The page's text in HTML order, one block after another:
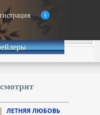
ЛЕТНЯЯ ЛЮБОВЬ